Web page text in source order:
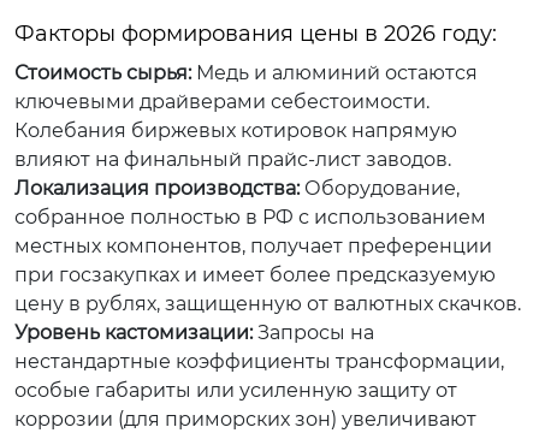
Факторы формирования цены в 2026 году:
Стоимость сырья:Медь и алюминий остаются
ключевыми драйверами себестоимости.
Колебания биржевых котировок напрямую
влияют на финальный прайс-лист заводов.
Локализация производства:Оборудование,
собранное полностью в РФ с использованием
местных компонентов, получает преференции
при госзакупках и имеет более предсказуемую
цену в рублях, защищенную от валютных скачков.
Уровень кастомизации:Запросы на
нестандартные коэффициенты трансформации,
особые габариты или усиленную защиту от
коррозии (для приморских зон) увеличивают